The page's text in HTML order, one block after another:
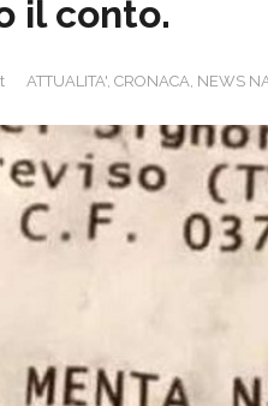
il conto.
ATTUALITA', CRONACA, NEWS